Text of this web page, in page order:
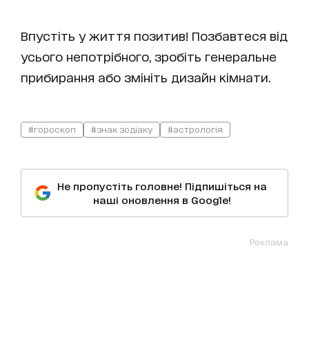
Впустіть у життя позитив! Позбавтеся від
усього непотрібного, зробіть генеральне
прибирання або змініть дизайн кімнати.
#гороскоп #знак зодіаку #астрологія
Не пропустіть головне! Підпишіться на
наші оновлення в Google!
Реклама